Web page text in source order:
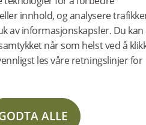
innhold, og analysere
av informasjonskapsler. Du kan
når som helst ved å
les våre retningslinjer for
ALLE
ser
–
med Woodura-gulv, er den
oss for å melde fra
har bestilt.
for mer